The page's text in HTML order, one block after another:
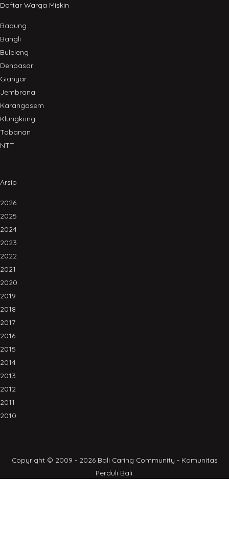
Daftar Warga Miskin
Badung
Bangli
Buleleng
Denpasar
Gianyar
Jembrana
Karangasem
Klungkung
Tabanan
NTT
Arsip
2026
2025
2024
2023
2022
2021
2020
2019
2018
2017
2016
2015
2014
2013
2012
2011
2010
Copyright © 2009 - 2026 Bali Caring Community - Komunitas
Perduli Bali.